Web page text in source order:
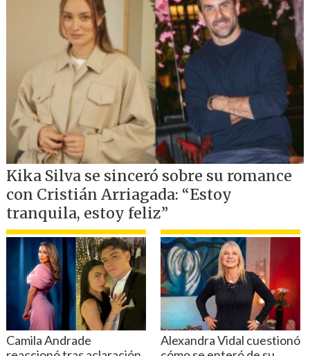
Junto con Pattinson, el elenco de la
secuela trae de vuelta a Jeffrey Wright
como "Jim Gordon", Andy Serkis como
"Alfred Pennyworth", Colin Farrell como
"Oz Cobb / El Pingüino", Jayme Lawson
como la alcaldesa "Bella Reál" y Gil
Perez-Abraham como el oficial
"Martinez"